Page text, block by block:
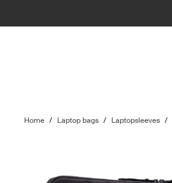
Home / Laptop bags / Laptopsleeves /